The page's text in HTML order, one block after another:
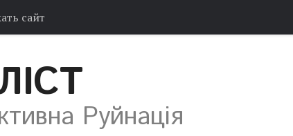
сайт
Руйнація